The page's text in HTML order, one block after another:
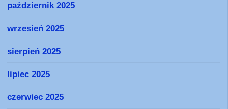
październik 2025
wrzesień 2025
sierpień 2025
lipiec 2025
czerwiec 2025